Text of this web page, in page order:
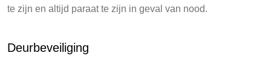
te zijn en altijd paraat te zijn in geval van nood.
Deurbeveiliging